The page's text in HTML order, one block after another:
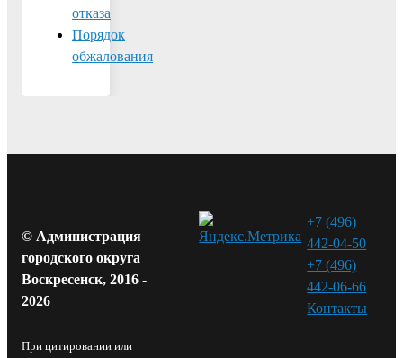
отказа
Порядок
обжалования
© Администрация
городского округа
Воскресенск, 2016 -
2026
При цитировании или
+7 (496)
442-04-50
+7 (496)
442-06-66
Контакты⁠